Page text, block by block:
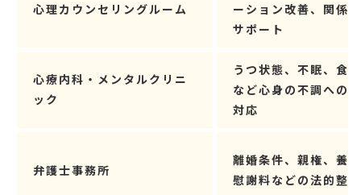
心理カウンセリングルーム
ーション改善、関係
サポート
心療内科・メンタルクリニ
ック
うつ状態、不眠、食
など心身の不調への
対応
弁護士事務所
離婚条件、親権、養
慰謝料などの法的整理